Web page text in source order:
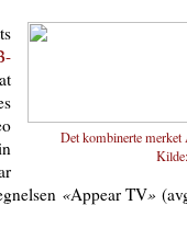
Det kombinerte
Kilde:
«Appear TV»